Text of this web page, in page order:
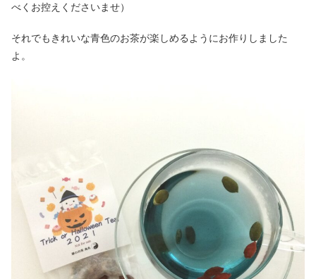
べくお控えくださいませ）
それでもきれいな青色のお茶が楽しめるようにお作りしました
よ。